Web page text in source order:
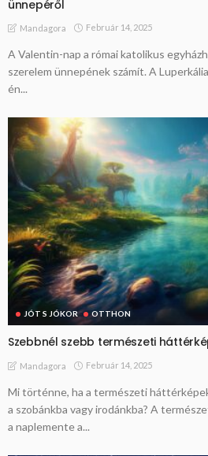
ünnepéről
Mandagora Február 14, 2025
A Valentin-nap a római katolikus
szerelem ünnepének számít. A
én...
JÓT S JÓKOR OTTHON
Szebbnél szebb természeti
Mandagora Február 14, 2025
Mi történne, ha a természeti
a szobánkba vagy irodánkba? A
a naplemente a...